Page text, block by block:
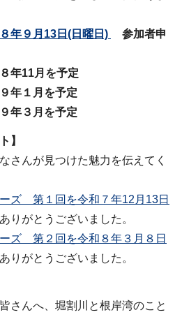
年９月13日(日曜日)
参加者申
11月を予定
１月を予定
３月を予定
】
さんが見つけた魅力を伝えてく
ズ 第１回を令和７年12月13日
りがとうございました。
ズ 第２回を令和８年３月８日
りがとうございました。
さんへ、堀割川と根岸湾のこと